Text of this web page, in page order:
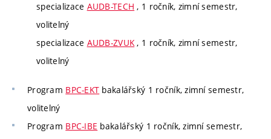
specializace AUDB-TECH , 1 ročník, zimní semestr,
volitelný
specializace AUDB-ZVUK, 1 ročník, zimní semestr,
volitelný
Program BPC-EKT bakalářský 1 ročník, zimní semestr,
volitelný
Program BPC-IBE bakalářský 1 ročník, zimní semestr,